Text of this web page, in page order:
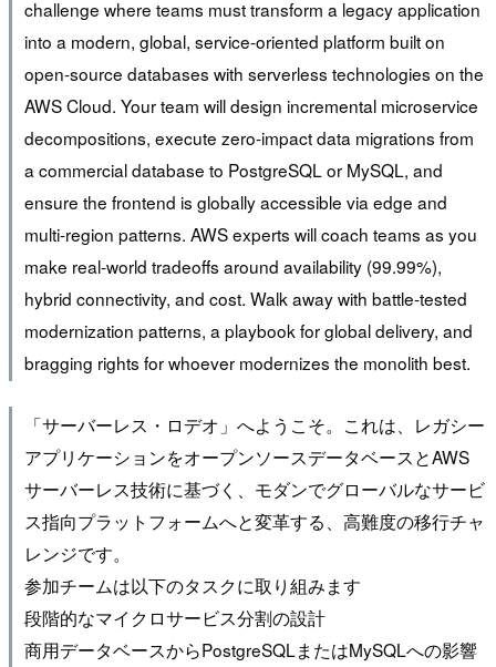
challenge where teams must transform a legacy application
into a modern, global, service-oriented platform built on
open-source databases with serverless technologies on the
AWS Cloud. Your team will design incremental microservice
decompositions, execute zero-impact data migrations from
a commercial database to PostgreSQL or MySQL, and
ensure the frontend is globally accessible via edge and
multi-region patterns. AWS experts will coach teams as you
make real-world tradeoffs around availability (99.99%),
hybrid connectivity, and cost. Walk away with battle-tested
modernization patterns, a playbook for global delivery, and
bragging rights for whoever modernizes the monolith best.
「サーバーレス・ロデオ」へようこそ。これは、レガシー
アプリケーションをオープンソースデータベースとAWS
サーバーレス技術に基づく、モダンでグローバルなサービ
ス指向プラットフォームへと変革する、高難度の移行チャ
レンジです。
参加チームは以下のタスクに取り組みます
段階的なマイクロサービス分割の設計
商用データベースからPostgreSQLまたはMySQLへの影響